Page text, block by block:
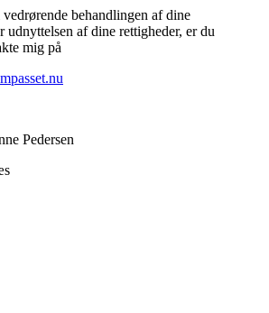
behandlingen af dine
udnyttelsen af dine rettigheder, er du
mig på
Pedersen